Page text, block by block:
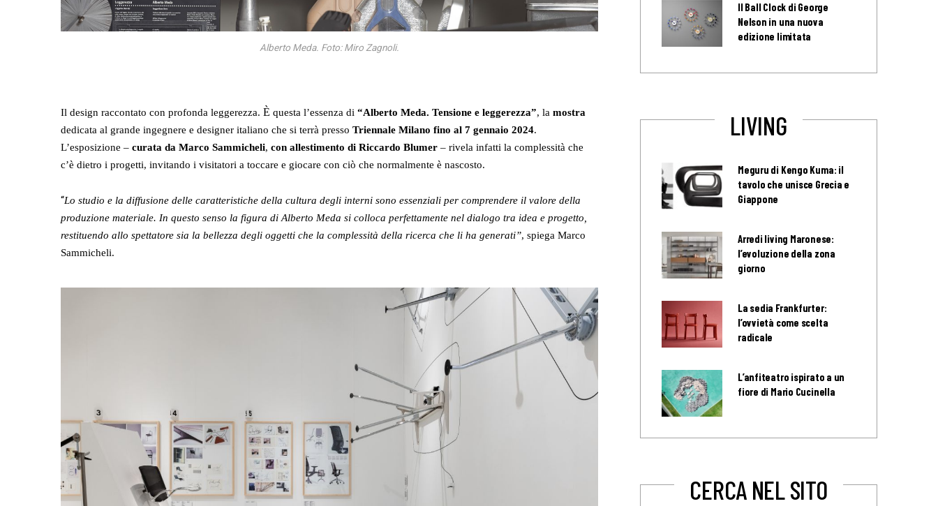
Alberto Meda. Foto: Miro Zagnoli.
Il design raccontato con profonda leggerezza. È questa l’essenza di “Alberto Meda. Tensione e leggerezza”, la mostra
dedicata al grande ingegnere e designer italiano che si terrà presso Triennale Milano fino al 7 gennaio 2024.
L’esposizione – curata da Marco Sammicheli, con allestimento di Riccardo Blumer – rivela infatti la complessità che
c’è dietro i progetti, invitando i visitatori a toccare e giocare con ciò che normalmente è nascosto.
“Lo studio e la diffusione delle caratteristiche della cultura degli interni sono essenziali per comprendere il valore della
produzione materiale. In questo senso la figura di Alberto Meda si colloca perfettamente nel dialogo tra idea e progetto,
restituendo allo spettatore sia la bellezza degli oggetti che la complessità della ricerca che li ha generati”, spiega Marco
Sammicheli.
Il Ball Clock di George
Nelson in una nuova
edizione limitata
LIVING
Meguru di Kengo Kuma: il
tavolo che unisce Grecia e
Giappone
Arredi living Maronese:
l’evoluzione della zona
giorno
La sedia Frankfurter:
l’ovvietà come scelta
radicale
L’anfiteatro ispirato a un
fiore di Mario Cucinella
CERCA NEL SITO